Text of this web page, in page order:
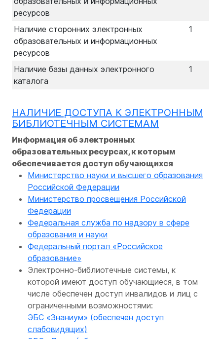
ресурсов
Наличие сторонних электронных
образовательных и информационных
ресурсов
1
Наличие базы данных электронного
каталога
1
НАЛИЧИЕ ДОСТУПА К ЭЛЕКТРОННЫМ
БИБЛИОТЕЧНЫМ СИСТЕМАМ
Информация об электронных
образовательных ресурсах, к которым
обеспечивается доступ обучающихся
Министерство науки и высшего образования
Российской Федерации
Министерство просвещения Российской
Федерации
Федеральная служба по надзору в сфере
образования и науки
Федеральный портал «Российское
образование»
Электронно-библиотечные системы, к
которой имеют доступ обучающиеся, в том
числе обеспечен доступ инвалидов и лиц с
ограниченными возможностями:
ЭБС «Знаниум» (обеспечен доступ
слабовидящих)